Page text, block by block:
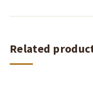
Related